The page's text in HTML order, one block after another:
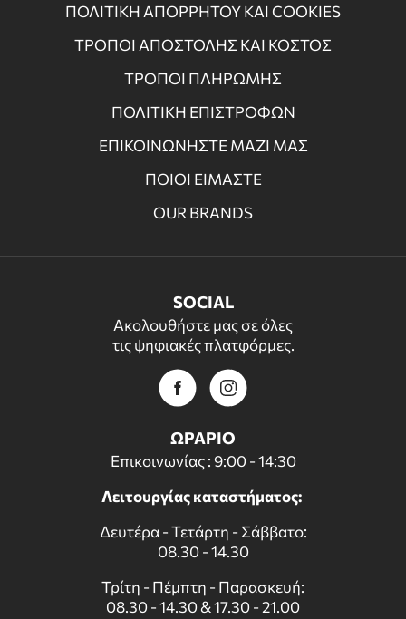
ΠΟΛΙΤΙΚΗ ΑΠΟΡΡΗΤΟΥ ΚΑΙ COOKIES
ΤΡΟΠΟΙ ΑΠΟΣΤΟΛΗΣ ΚΑΙ ΚΟΣΤΟΣ
ΤΡΟΠΟΙ ΠΛΗΡΩΜΗΣ
ΠΟΛΙΤΙΚΗ ΕΠΙΣΤΡΟΦΩΝ
ΕΠΙΚΟΙΝΩΝΗΣΤΕ ΜΑΖΙ ΜΑΣ
ΠΟΙΟΙ ΕΙΜΑΣΤΕ
OUR BRANDS
SOCIAL
Ακολουθήστε μας σε όλες
τις ψηφιακές πλατφόρμες.
ΩΡΑΡΙΟ
Επικοινωνίας : 9:00 - 14:30
Λειτουργίας καταστήματος:
Δευτέρα - Τετάρτη - Σάββατο:
08.30 - 14.30
Τρίτη - Πέμπτη - Παρασκευή:
08.30 - 14.30 & 17.30 - 21.00